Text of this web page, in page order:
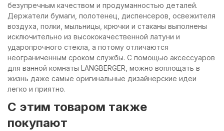
безупречным качеством и продуманностью деталей.
Держатели бумаги, полотенец, диспенсеров, освежителя
воздуха, полки, мыльницы, крючки и стаканы выполнены
исключительно из высококачественной латуни и
ударопрочного стекла, а потому отличаются
неограниченным сроком службы. С помощью аксессуаров
для ванной комнаты LANGBERGER, можно воплощать в
жизнь даже самые оригинальные дизайнерские идеи
легко и приятно.
C этим товаром также
покупают